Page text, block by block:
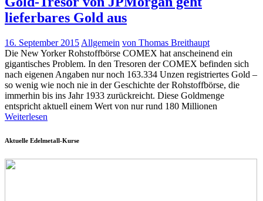
lieferbares Gold aus
16. September 2015 Allgemein von Thomas Breithaupt
Die New Yorker Rohstoffbörse COMEX hat anscheinend ein
gigantisches Problem. In den Tresoren der COMEX befinden sich
nach eigenen Angaben nur noch 163.334 Unzen registriertes Gold –
so wenig wie noch nie in der Geschichte der Rohstoffbörse, die
immerhin bis ins Jahr 1933 zurückreicht. Diese Goldmenge
entspricht aktuell einem Wert von nur rund 180 Millionen
Weiterlesen
Aktuelle Edelmetall-Kurse